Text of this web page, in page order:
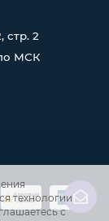
технологии
с
стр. 2
МСК